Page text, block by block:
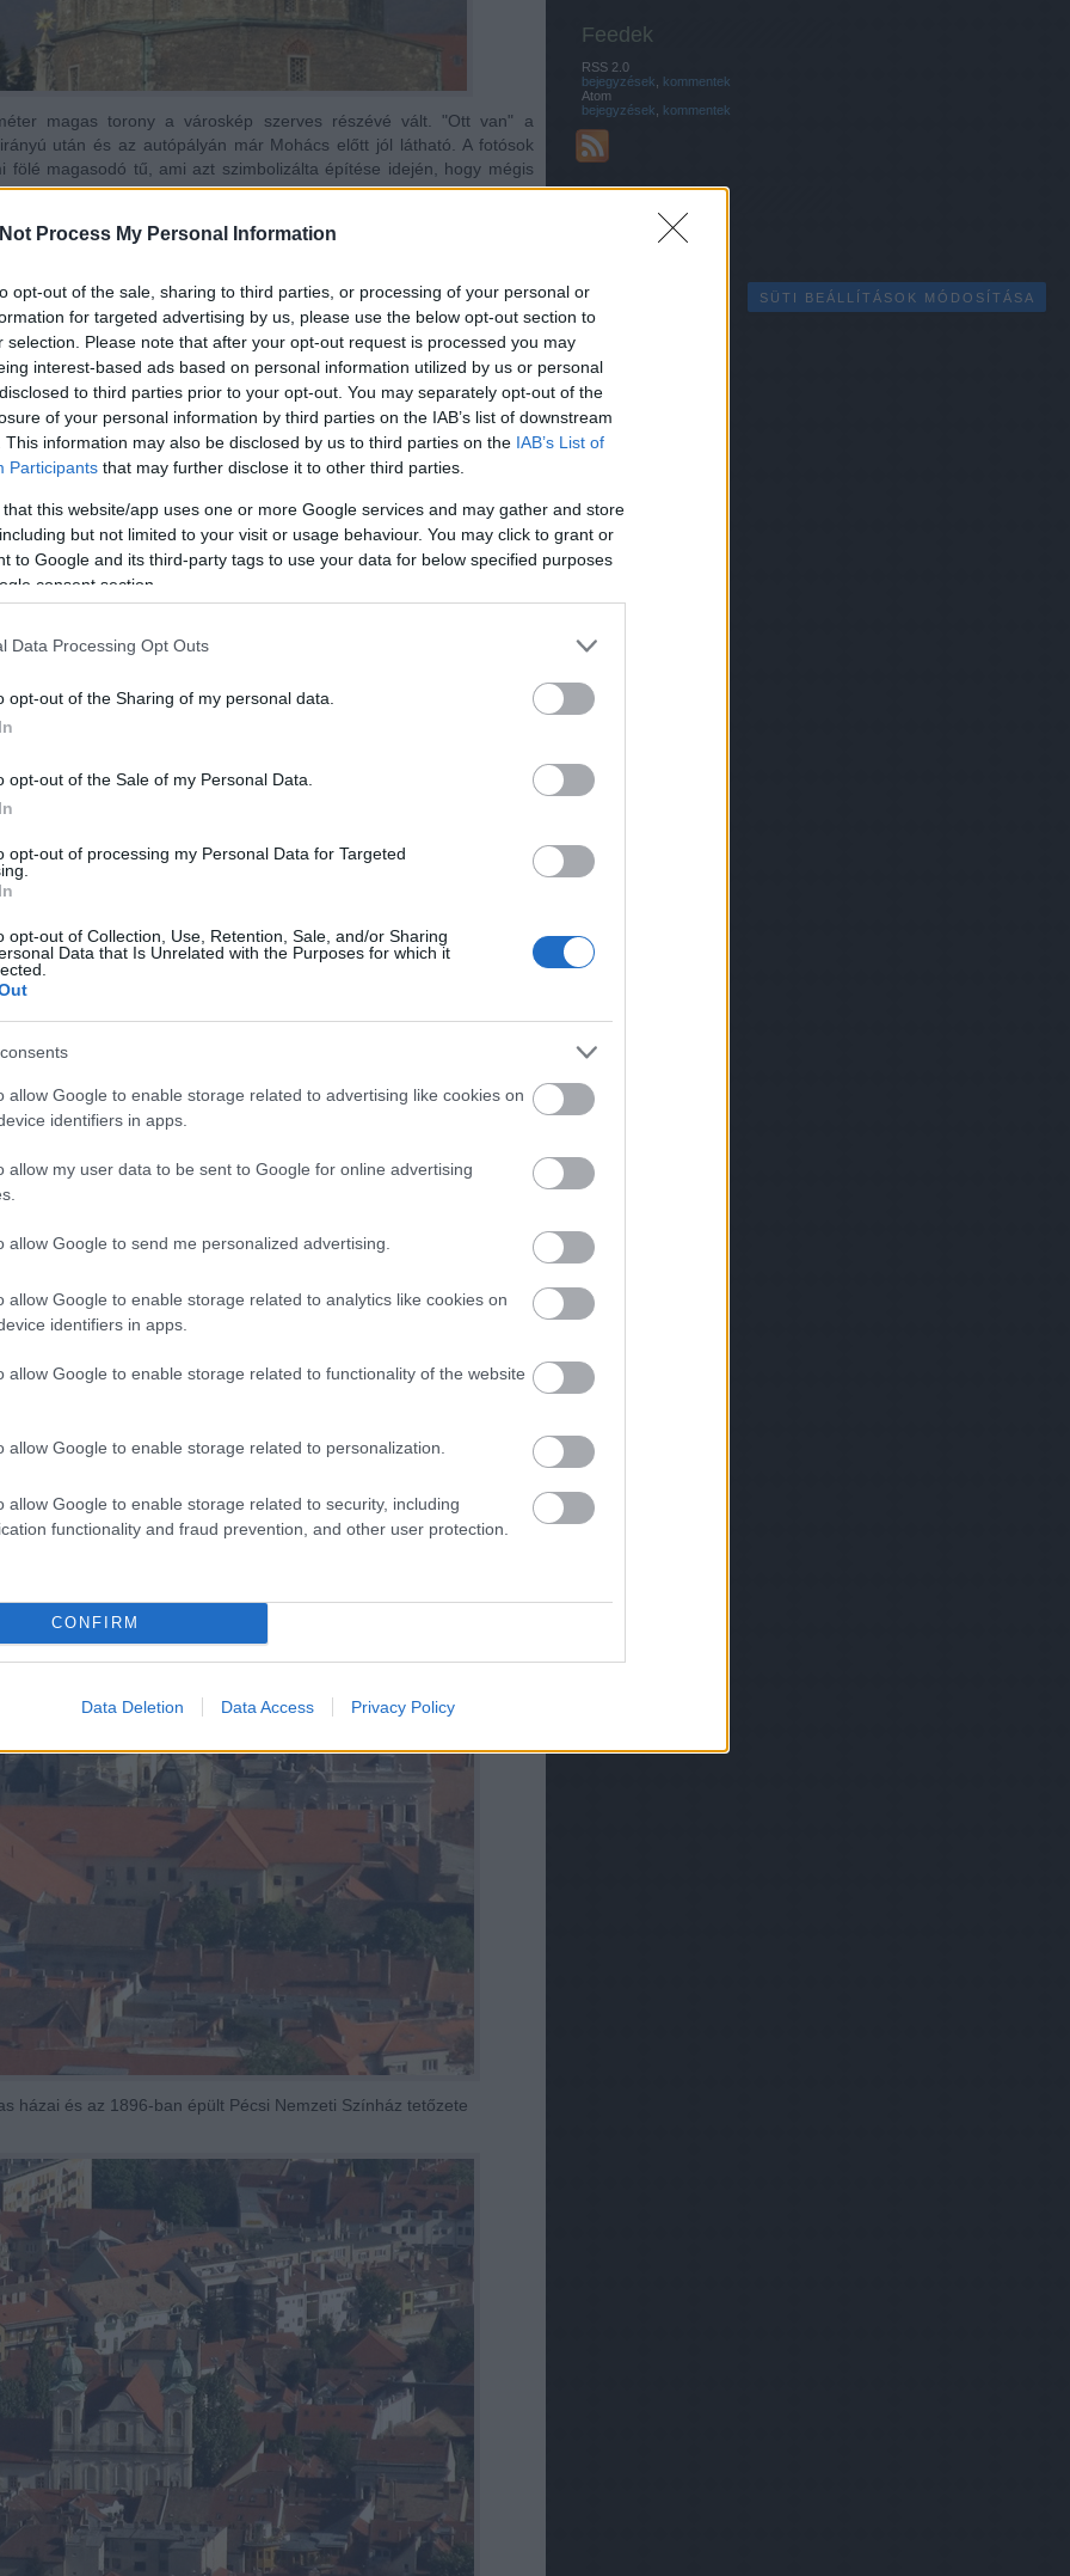
Process My Personal Information
opt-out of the sale, sharing to third parties, or processing of your personal or
for targeted advertising by us, please use the below opt-out section to
selection. Please note that after your opt-out request is processed you may
interest-based ads based on personal information utilized by us or personal
to third parties prior to your opt-out. You may separately opt-out of the
of your personal information by third parties on the IAB’s list of downstream
This information may also be disclosed by us to third parties on the IAB’s List of
Participants that may further disclose it to other third parties.
that this website/app uses one or more Google services and may gather and store
but not limited to your visit or usage behaviour. You may click to grant or
to Google and its third-party tags to use your data for below specified purposes
consent section.
Data Processing Opt Outs
opt-out of the Sharing of my personal data.
opt-out of the Sale of my Personal Data.
opt-out of processing my Personal Data for Targeted
opt-out of Collection, Use, Retention, Sale, and/or Sharing
Data that Is Unrelated with the Purposes for which it
allow Google to enable storage related to advertising like cookies on
identifiers in apps.
allow my user data to be sent to Google for online advertising
allow Google to send me personalized advertising.
allow Google to enable storage related to analytics like cookies on
identifiers in apps.
allow Google to enable storage related to functionality of the website
allow Google to enable storage related to personalization.
allow Google to enable storage related to security, including
functionality and fraud prevention, and other user protection.
CONFIRM
Data Deletion Data Access Privacy Policy
Feedek
RSS 2.0
bejegyzések
kommentek
Atom
bejegyzések
kommentek
magas torony a városkép szerves részévé vált. "Ott van" a
után és az autópályán már Mohács előtt jól látható. A fotósok
fölé magasodó tű, ami azt szimbolizálta építése idején, hogy mégis
között.
éppen jól három részre bontják a látványt, középen a belső
a keleti, jobbra a nyugati rész egy-egy darabja (a város mindkét
az egész város belátható:
házai és az 1896-ban épült Pécsi Nemzeti Színház tetőzete
SÜTI BEÁLLÍTÁSOK MÓDOSÍTÁSA